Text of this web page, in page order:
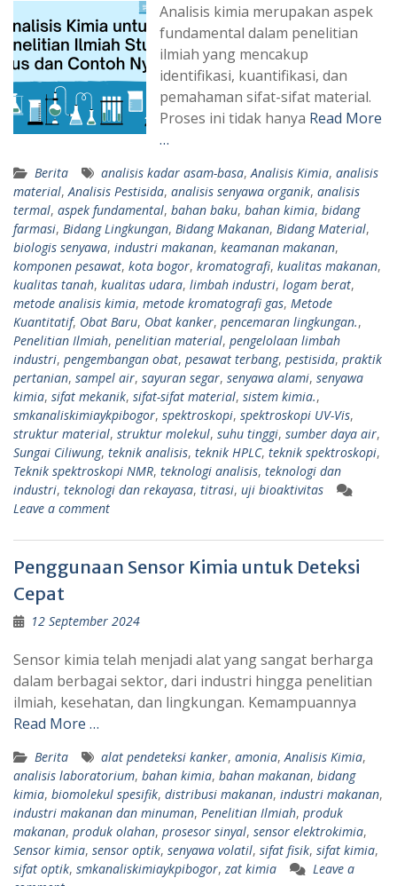
Analisis kimia merupakan aspek
fundamental dalam penelitian
ilmiah yang mencakup
identifikasi, kuantifikasi, dan
pemahaman sifat-sifat material.
Proses ini tidak hanya Read More
…
Berita analisis kadar asam-basa, Analisis Kimia, analisis
material, Analisis Pestisida, analisis senyawa organik, analisis
termal, aspek fundamental, bahan baku, bahan kimia, bidang
farmasi, Bidang Lingkungan, Bidang Makanan, Bidang Material,
biologis senyawa, industri makanan, keamanan makanan,
komponen pesawat, kota bogor, kromatografi, kualitas makanan,
kualitas tanah, kualitas udara, limbah industri, logam berat,
metode analisis kimia, metode kromatografi gas, Metode
Kuantitatif, Obat Baru, Obat kanker, pencemaran lingkungan.,
Penelitian Ilmiah, penelitian material, pengelolaan limbah
industri, pengembangan obat, pesawat terbang, pestisida, praktik
pertanian, sampel air, sayuran segar, senyawa alami, senyawa
kimia, sifat mekanik, sifat-sifat material, sistem kimia.,
smkanaliskimiaykpibogor, spektroskopi, spektroskopi UV-Vis,
struktur material, struktur molekul, suhu tinggi, sumber daya air,
Sungai Ciliwung, teknik analisis, teknik HPLC, teknik spektroskopi,
Teknik spektroskopi NMR, teknologi analisis, teknologi dan
industri, teknologi dan rekayasa, titrasi, uji bioaktivitas
Leave a comment
Penggunaan Sensor Kimia untuk Deteksi
Cepat
12 September 2024
Sensor kimia telah menjadi alat yang sangat berharga
dalam berbagai sektor, dari industri hingga penelitian
ilmiah, kesehatan, dan lingkungan. Kemampuannya
Read More …
Berita alat pendeteksi kanker, amonia, Analisis Kimia,
analisis laboratorium, bahan kimia, bahan makanan, bidang
kimia, biomolekul spesifik, distribusi makanan, industri makanan,
industri makanan dan minuman, Penelitian Ilmiah, produk
makanan, produk olahan, prosesor sinyal, sensor elektrokimia,
Sensor kimia, sensor optik, senyawa volatil, sifat fisik, sifat kimia,
sifat optik, smkanaliskimiaykpibogor, zat kimia
Leave a